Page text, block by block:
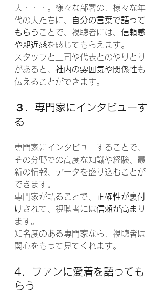
人・・・。様々な部署の、様々な年
代の人たちに、
自分の言葉で語って
もらう ことで、視聴者には、 信頼感
や親近感を感じてもらえます。
スタッフと上司や代表とのやりとり
があると、 社内の雰囲気や関係性も
伝えることができます。
３．専門家にインタビューす
る
専門家にインタビューすることで、
その分野での高度な知識や経験、最
新の情報、データを盛り込むことが
できます。
専門家が語ることで、
正確性が裏付
けされて、視聴者には信頼が高まり
ます。
知名度のある専門家なら、視聴者は
関心をもって見てくれます。
4．ファンに愛着を語っても
らう